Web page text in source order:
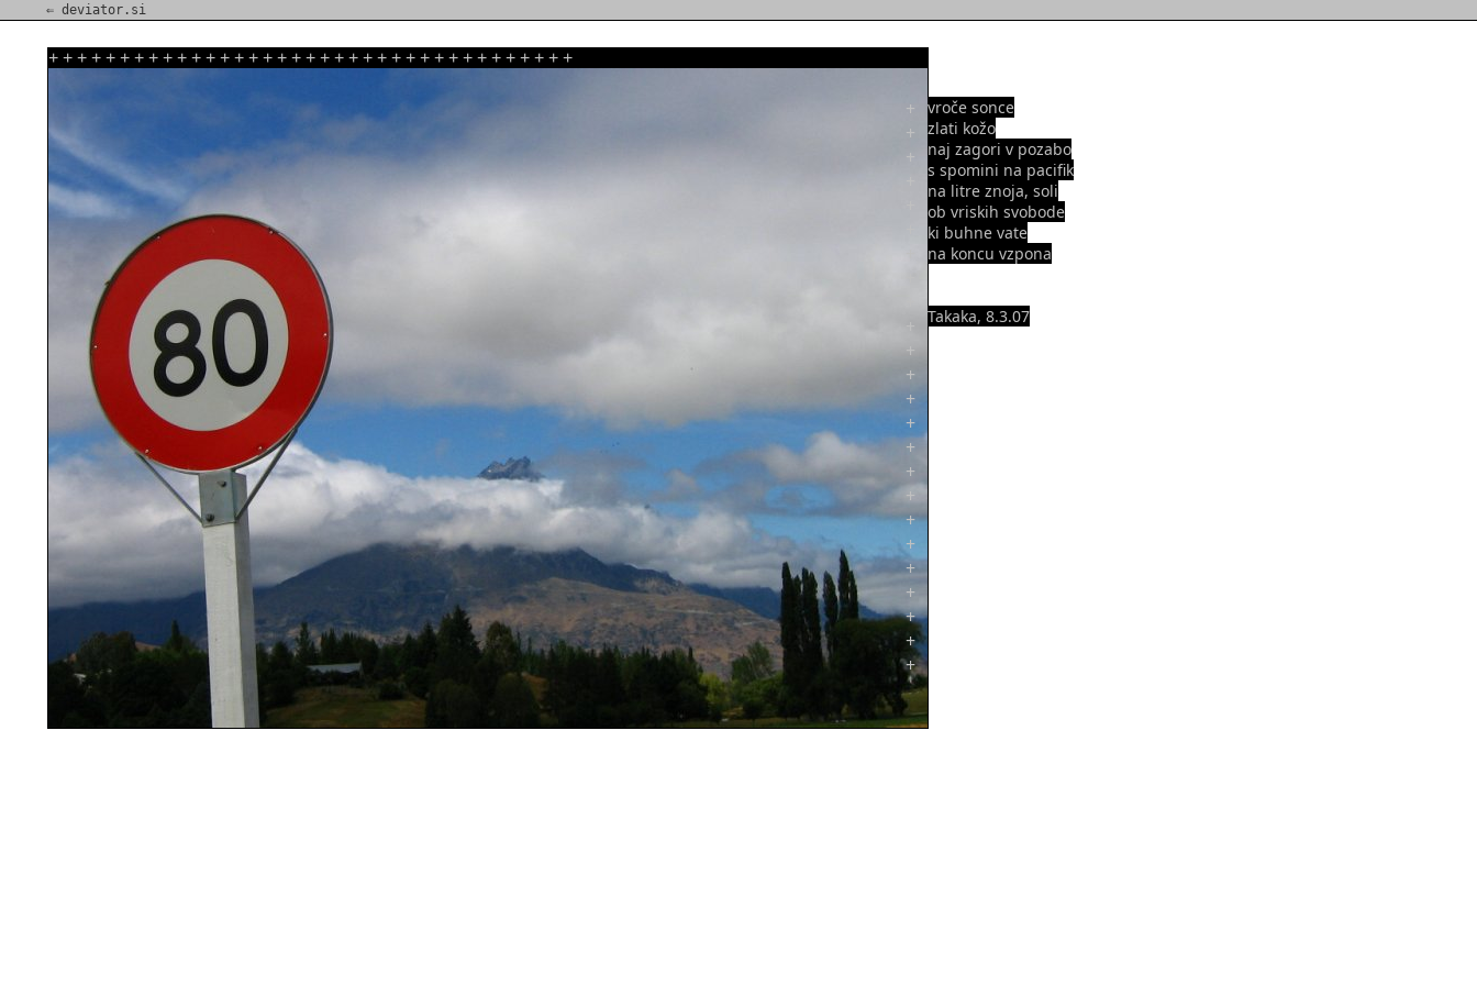
⇐ deviator.si
+ + + + + + + + + + + + + + + + + + + + + + + + + + + + + + + + + + + + +
+
+
+
+
+
+
+
+
+
+
+
+
+
+
+
+
+
vroče sonce
zlati kožo
naj zagori v pozabo
s spomini na pacifik
na litre znoja, soli
ob vriskih svobode
ki buhne vate
na koncu vzpona
Takaka, 8.3.07